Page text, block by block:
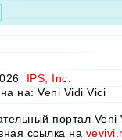
IPS, Inc
на: Veni Vidi Vici
портал
ссылка на